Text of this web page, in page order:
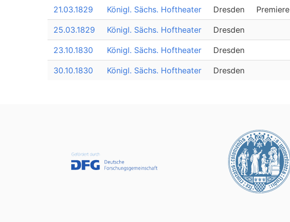
21.03.1829 Königl. Sächs. Hoftheater Dresden Premiere
25.03.1829 Königl. Sächs. Hoftheater Dresden
23.10.1830 Königl. Sächs. Hoftheater Dresden
30.10.1830 Königl. Sächs. Hoftheater Dresden